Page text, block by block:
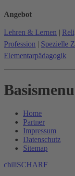
Angebot
Lehren & Lernen |
Profession | Spezielle
Elementarpädagogik |
Basismenu
Home
Partner
Impressum
Datenschutz
Sitemap
chiliSCHARF